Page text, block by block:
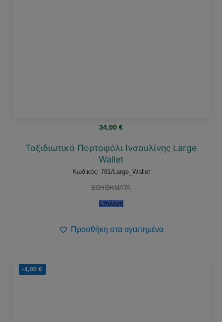
34,00 €
Ταξιδιωτικό Πορτοφόλι Ινσουλίνης Large
Wallet
Κωδικός: 781/Large_Wallet
ΒΟΗΘΗΜΑΤΑ
Επιλογή
Προσθήκη στα αγαπημένα
-4,00€